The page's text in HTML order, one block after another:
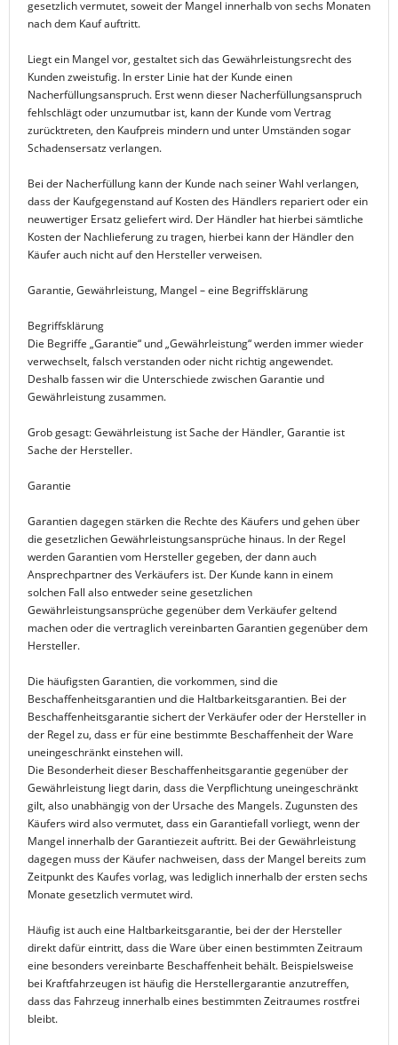
gesetzlich vermutet, soweit der Mangel innerhalb von sechs Monaten
nach dem Kauf auftritt.
Liegt ein Mangel vor, gestaltet sich das Gewährleistungsrecht des
Kunden zweistufig. In erster Linie hat der Kunde einen
Nacherfüllungsanspruch. Erst wenn dieser Nacherfüllungsanspruch
fehlschlägt oder unzumutbar ist, kann der Kunde vom Vertrag
zurücktreten, den Kaufpreis mindern und unter Umständen sogar
Schadensersatz verlangen.
Bei der Nacherfüllung kann der Kunde nach seiner Wahl verlangen,
dass der Kaufgegenstand auf Kosten des Händlers repariert oder ein
neuwertiger Ersatz geliefert wird. Der Händler hat hierbei sämtliche
Kosten der Nachlieferung zu tragen, hierbei kann der Händler den
Käufer auch nicht auf den Hersteller verweisen.
Garantie, Gewährleistung, Mangel – eine Begriffsklärung
Begriffsklärung
Die Begriffe „Garantie“ und „Gewährleistung“ werden immer wieder
verwechselt, falsch verstanden oder nicht richtig angewendet.
Deshalb fassen wir die Unterschiede zwischen Garantie und
Gewährleistung zusammen.
Grob gesagt: Gewährleistung ist Sache der Händler, Garantie ist
Sache der Hersteller.
Garantie
Garantien dagegen stärken die Rechte des Käufers und gehen über
die gesetzlichen Gewährleistungsansprüche hinaus. In der Regel
werden Garantien vom Hersteller gegeben, der dann auch
Ansprechpartner des Verkäufers ist. Der Kunde kann in einem
solchen Fall also entweder seine gesetzlichen
Gewährleistungsansprüche gegenüber dem Verkäufer geltend
machen oder die vertraglich vereinbarten Garantien gegenüber dem
Hersteller.
Die häufigsten Garantien, die vorkommen, sind die
Beschaffenheitsgarantien und die Haltbarkeitsgarantien. Bei der
Beschaffenheitsgarantie sichert der Verkäufer oder der Hersteller in
der Regel zu, dass er für eine bestimmte Beschaffenheit der Ware
uneingeschränkt einstehen will.
Die Besonderheit dieser Beschaffenheitsgarantie gegenüber der
Gewährleistung liegt darin, dass die Verpflichtung uneingeschränkt
gilt, also unabhängig von der Ursache des Mangels. Zugunsten des
Käufers wird also vermutet, dass ein Garantiefall vorliegt, wenn der
Mangel innerhalb der Garantiezeit auftritt. Bei der Gewährleistung
dagegen muss der Käufer nachweisen, dass der Mangel bereits zum
Zeitpunkt des Kaufes vorlag, was lediglich innerhalb der ersten sechs
Monate gesetzlich vermutet wird.
Häufig ist auch eine Haltbarkeitsgarantie, bei der der Hersteller
direkt dafür eintritt, dass die Ware über einen bestimmten Zeitraum
eine besonders vereinbarte Beschaffenheit behält. Beispielsweise
bei Kraftfahrzeugen ist häufig die Herstellergarantie anzutreffen,
dass das Fahrzeug innerhalb eines bestimmten Zeitraumes rostfrei
bleibt.